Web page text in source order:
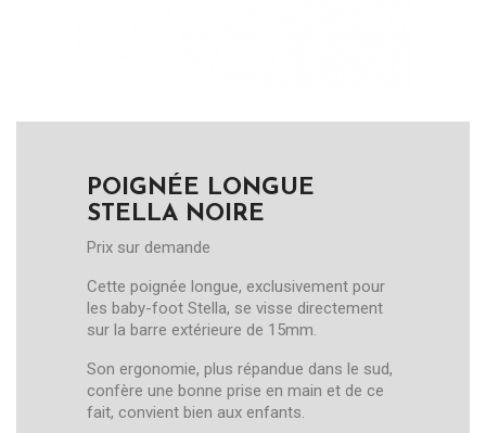
POIGNÉE LONGUE
STELLA NOIRE
Prix sur demande
Cette poignée longue, exclusivement pour
les baby-foot Stella, se visse directement
sur la barre extérieure de 15mm.
Son ergonomie, plus répandue dans le sud,
confère une bonne prise en main et de ce
fait, convient bien aux enfants.